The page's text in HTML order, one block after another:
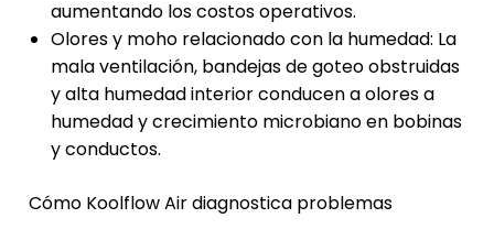
aumentando los costos operativos.
Olores y moho relacionado con la humedad: La
mala ventilación, bandejas de goteo obstruidas
y alta humedad interior conducen a olores a
humedad y crecimiento microbiano en bobinas
y conductos.
Cómo Koolflow Air diagnostica problemas